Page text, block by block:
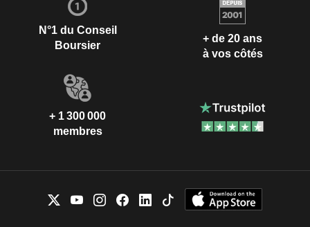
N°1 du Conseil
Boursier
+ de 20 ans
à vos côtés
+ 1 300 000
membres